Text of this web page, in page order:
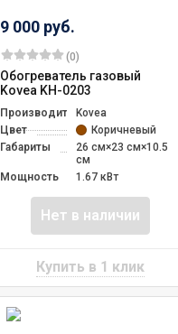
9 000 руб.
(0)
Обогреватель газовый
Kovea KH-0203
ПроизводительKovea
Цвет
Коричневый
Габариты
26 см×23 см×10.5
см
Мощность
1.67 кВт
Нет в наличии